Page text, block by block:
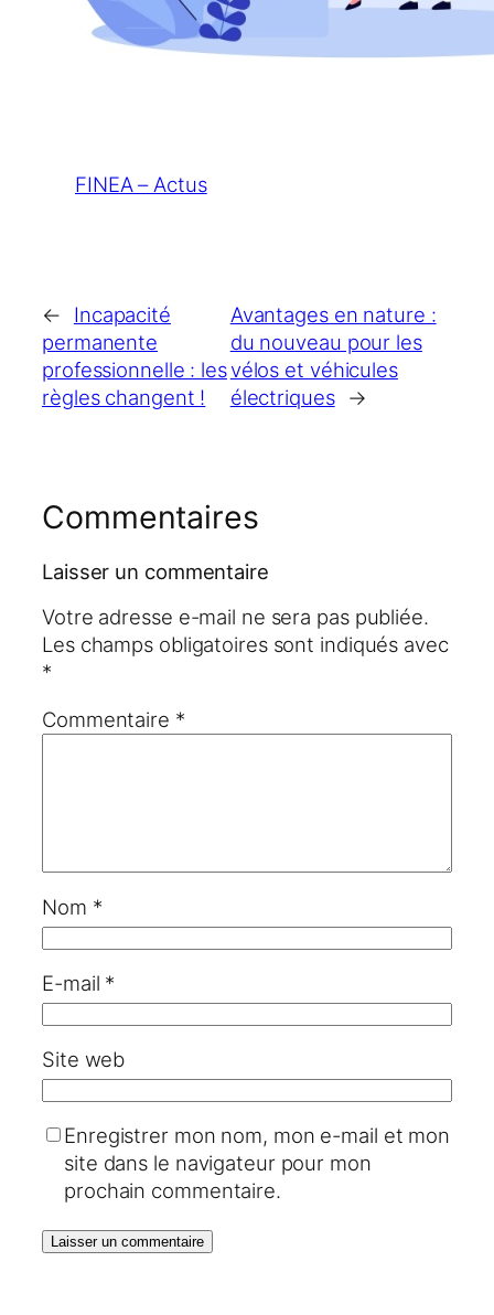
FINEA – Actus
←
Incapacité
permanente
professionnelle : les
règles changent !
Avantages en nature :
du nouveau pour les
vélos et véhicules
électriques
→
Commentaires
Laisser un commentaire
Votre adresse e-mail ne sera pas publiée.
Les champs obligatoires sont indiqués avec
*
Commentaire *
Nom *
E-mail *
Site web
Enregistrer mon nom, mon e-mail et mon
site dans le navigateur pour mon
prochain commentaire.